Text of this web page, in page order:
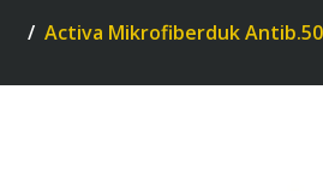
Activa Mikrofiberduk